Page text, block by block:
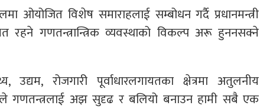
ओयोजित विशेष समाराहलाई सम्बोधन गर्दै प्रधानमन्त्री
गणतन्त्रान्त्रिक व्यवस्थाको विकल्प अरू हुननसक्ने
उद्यम, रोजगारी पूर्वाधारलगायतका क्षेत्रमा अतुलनीय
गणतन्त्रलाई अझ सुदृढ र बलियो बनाउन हामी सबै एक